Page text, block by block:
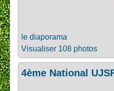
le diaporama
Visualiser 108 photos
4ème National